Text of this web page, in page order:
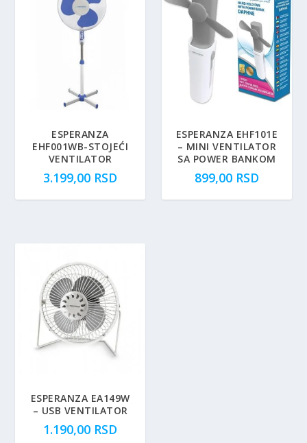
ESPERANZA
EHF001WB-STOJEĆI
VENTILATOR
3.199,00 RSD
ESPERANZA EHF101E
– MINI VENTILATOR
SA POWER BANKOM
899,00 RSD
ESPERANZA EA149W
– USB VENTILATOR
1.190,00 RSD